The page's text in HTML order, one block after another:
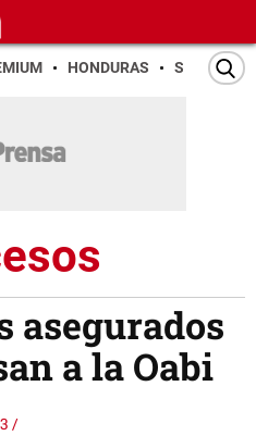
HONDURAS SAN PEDRO
asegurados
a la Oabi
/